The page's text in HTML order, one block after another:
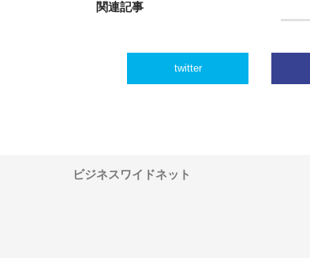
関連記事
twitter
ビジネスワイドネット